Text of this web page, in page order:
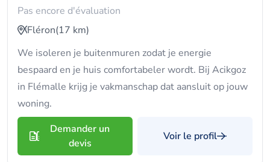
Pas encore d'évaluation
Fléron(17 km)
We isoleren je buitenmuren zodat je energie
bespaard en je huis comfortabeler wordt. Bij Acikgoz
in Flémalle krijg je vakmanschap dat aansluit op jouw
woning.
Demander un
devis
Voir le profil